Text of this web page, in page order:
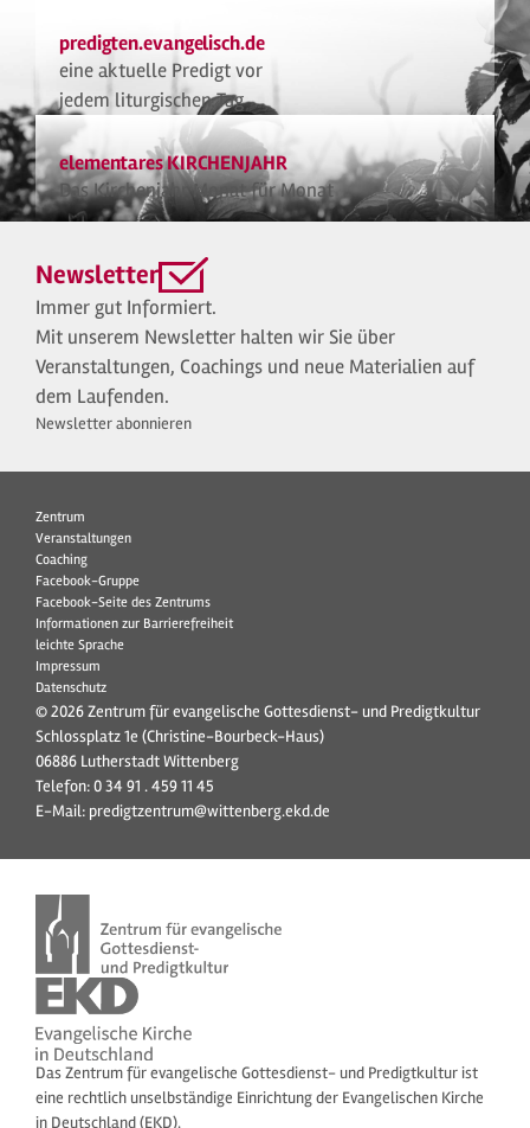
predigten.evangelisch.de
eine aktuelle Predigt vor
jedem liturgischen Tag
elementares KIRCHENJAHR
Das Kirchenjahr Monat für Monat
Newsletter
Immer gut Informiert.
Mit unserem Newsletter halten wir Sie über
Veranstaltungen, Coachings und neue Materialien auf
dem Laufenden.
Newsletter abonnieren
Zentrum
Veranstaltungen
Coaching
Facebook-Gruppe
Facebook-Seite des Zentrums
Informationen zur Barrierefreiheit
leichte Sprache
Impressum
Datenschutz
© 2026 Zentrum für evangelische Gottesdienst- und Predigtkultur
Schlossplatz 1e (Christine-Bourbeck-Haus)
06886 Lutherstadt Wittenberg
Telefon:0 34 91 . 459 11 45
E-Mail: predigtzentrum@wittenberg.ekd.de
Das Zentrum für evangelische Gottesdienst- und Predigtkultur ist
eine rechtlich unselbständige Einrichtung der Evangelischen Kirche
in Deutschland (EKD).